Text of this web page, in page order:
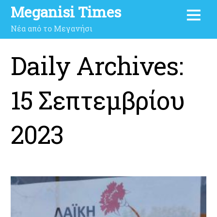
Meganisi Times
Νέα από το Μεγανήσι
Daily Archives:
15 Σεπτεμβρίου
2023